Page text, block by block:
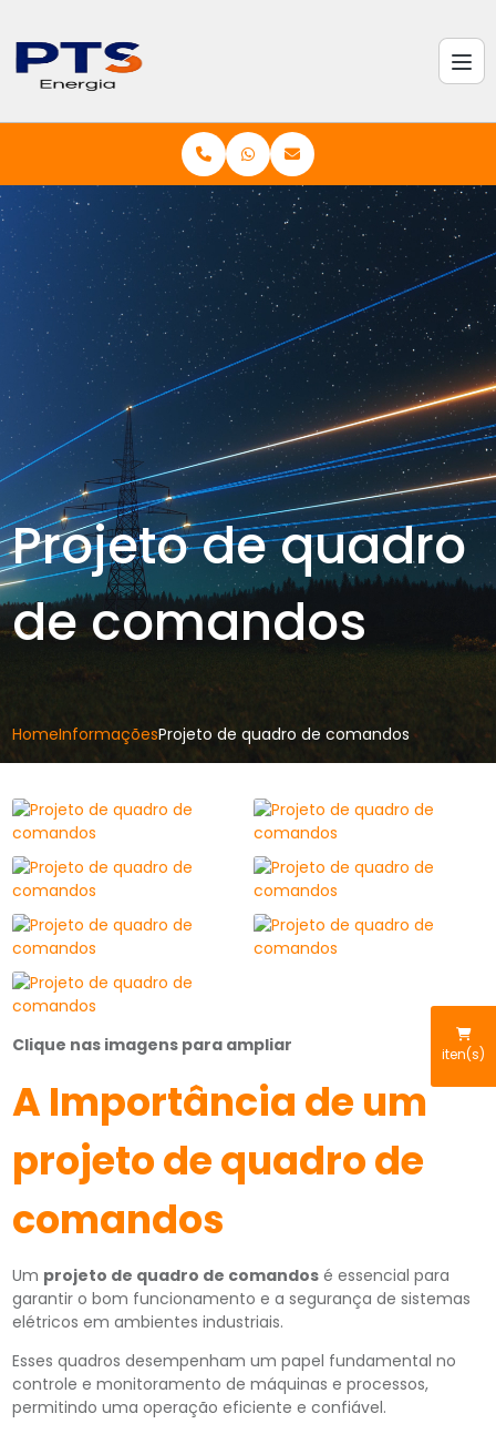
iten(s)
Projeto de quadro
de comandos
HomeInformaçõesProjeto de quadro de comandos
Clique nas imagens para ampliar
A Importância de um
projeto de quadro de
comandos
Um projeto de quadro de comandosé essencial para
garantir o bom funcionamento e a segurança de sistemas
elétricos em ambientes industriais.
Esses quadros desempenham um papel fundamental no
controle e monitoramento de máquinas e processos,
permitindo uma operação eficiente e confiável.